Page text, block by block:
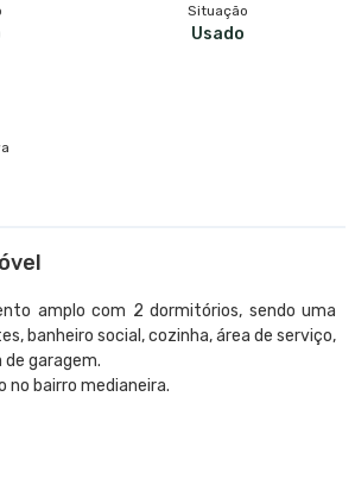
Situação
Usado
amplo com 2 dormitórios, sendo uma
banheiro social, cozinha, área de serviço,
garagem.
no bairro medianeira.